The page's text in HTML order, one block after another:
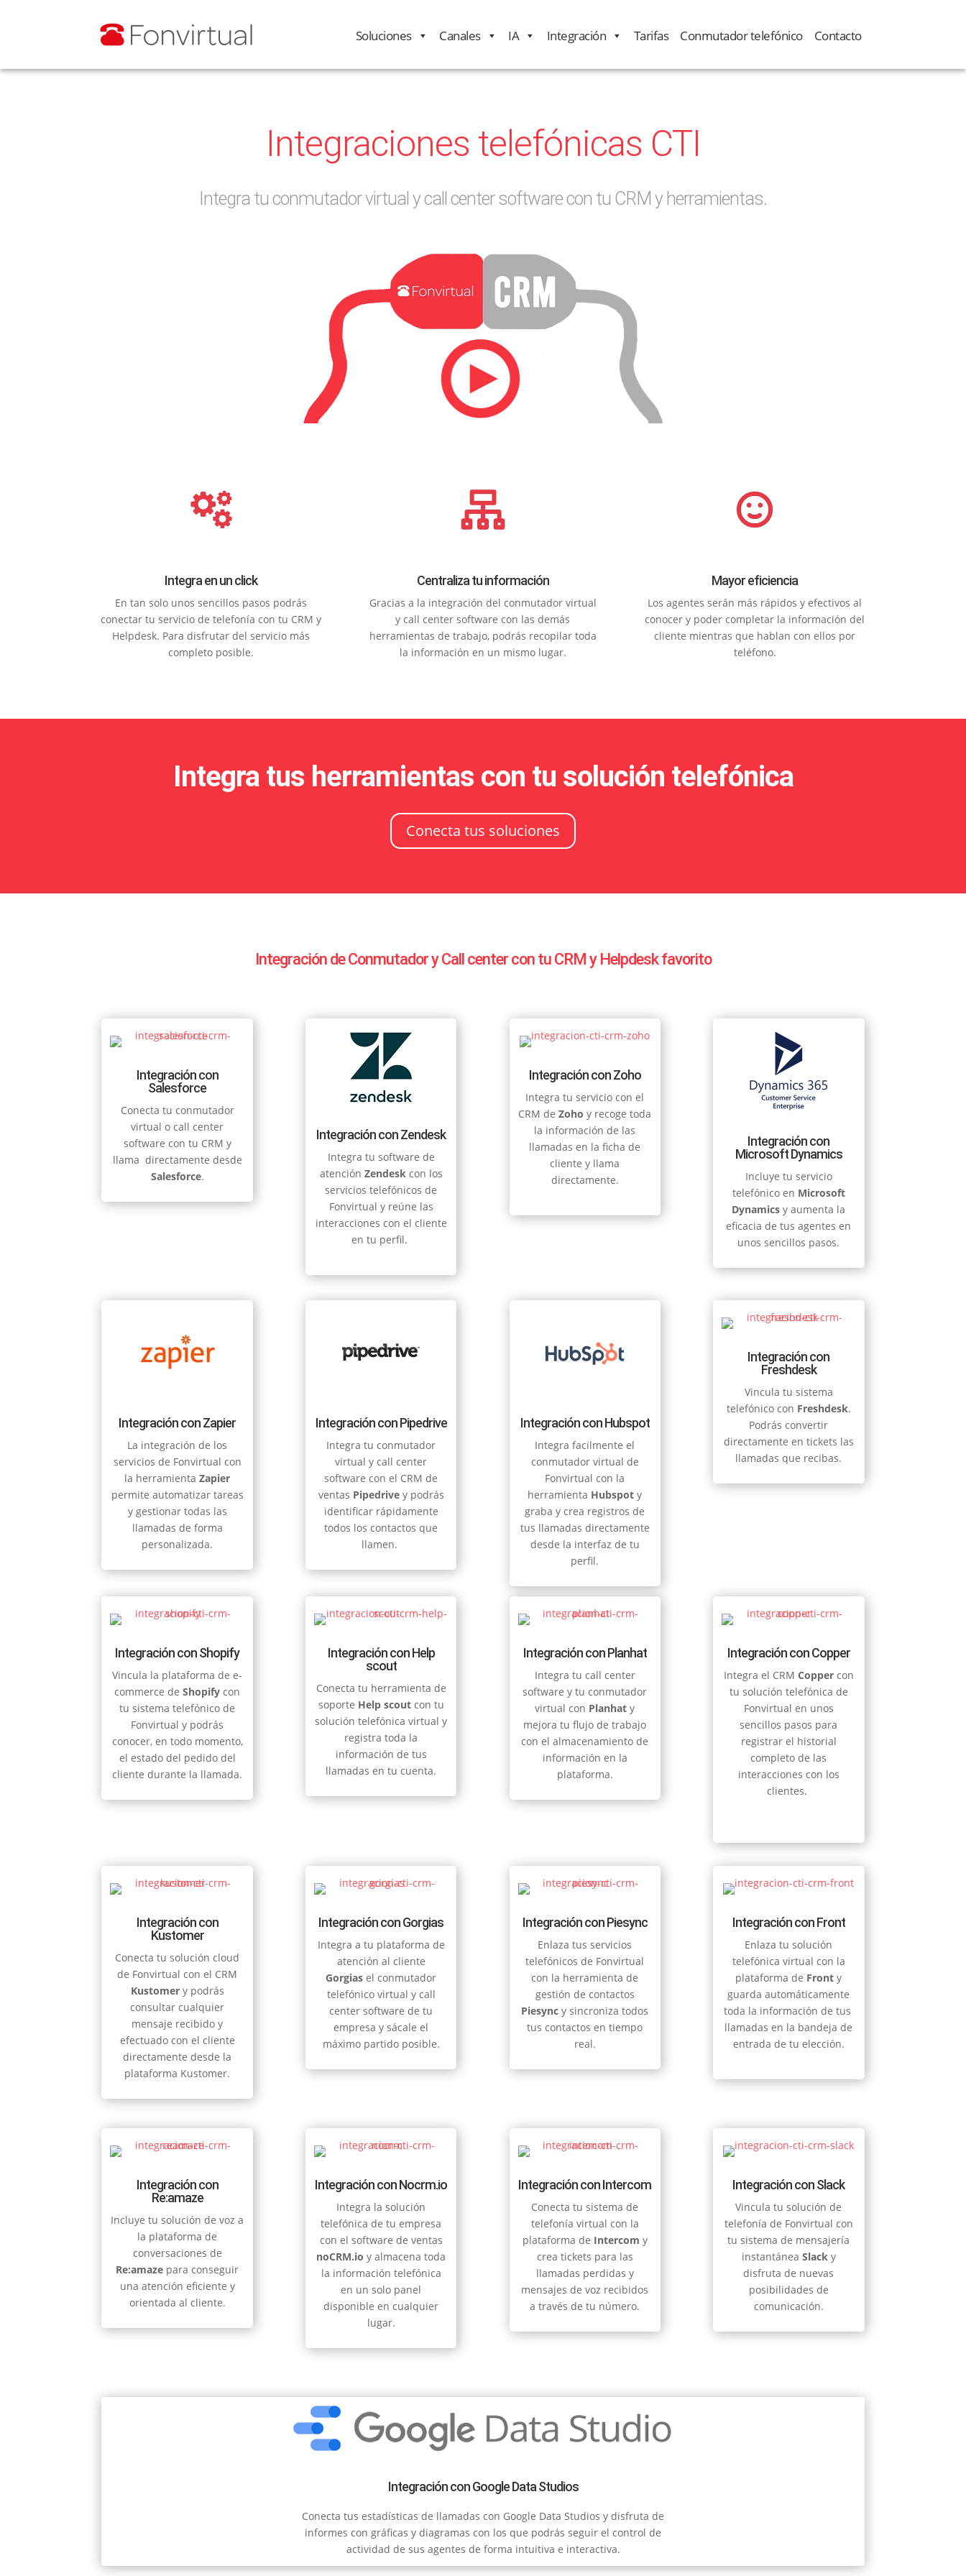
Soluciones Canales IA Integración Tarifas Conmutador telefónico Contacto
Integraciones telefónicas CTI
Integra tu conmutador virtual y call center software con tu CRM y herramientas.
Integra en un click
En tan solo unos sencillos pasos podrás
conectar tu servicio de telefonía con tu CRM y
Helpdesk. Para disfrutar del servicio más
completo posible.
Centraliza tu información
Gracias a la integración del conmutador virtual
y call center software con las demás
herramientas de trabajo, podrás recopilar toda
la información en un mismo lugar.
Mayor eficiencia
Los agentes serán más rápidos y efectivos al
conocer y poder completar la información del
cliente mientras que hablan con ellos por
teléfono.
Integra tus herramientas con tu solución telefónica
Conecta tus soluciones
Integración de Conmutador y Call center con tu CRM y Helpdesk favorito
Integración con
Salesforce
Conecta tu conmutador
virtual o call center
software con tu CRM y
llama directamente desde
Salesforce.
Integración con Zendesk
Integra tu software de
atención Zendeskcon los
servicios telefónicos de
Fonvirtual y reúne las
interacciones con el cliente
en tu perfil.
Integración con Zoho
Integra tu servicio con el
CRM deZoho y recoge toda
la información de las
llamadas en la ficha de
cliente y llama
directamente.
Integración con
Microsoft Dynamics
Incluye tu servicio
telefónico en Microsoft
Dynamics y aumenta la
eficacia de tus agentes en
unos sencillos pasos.
Integración con Zapier
La integración de los
servicios de Fonvirtual con
la herramientaZapier
permite automatizar tareas
y gestionar todas las
llamadas de forma
personalizada.
Integración con Pipedrive
Integra tu conmutador
virtual y call center
software con el CRM de
ventas Pipedrivey podrás
identificar rápidamente
todos los contactos que
llamen.
Integración con Hubspot
Integra facilmente el
conmutador virtual de
Fonvirtual con la
herramienta Hubspot y
graba y crea registros de
tus llamadas directamente
desde la interfaz de tu
perfil.
Integración con
Freshdesk
Vincula tu sistema
telefónico con Freshdesk.
Podrás convertir
directamente en tickets las
llamadas que recibas.
Integración con Shopify
Vincula la plataforma de e-
commerce deShopify con
tu sistema telefónico de
Fonvirtual y podrás
conocer, en todo momento,
el estado del pedido del
cliente durante la llamada.
Integración con Help
scout
Conecta tu herramienta de
soporte Help scoutcon tu
solución telefónica virtual y
registra toda la
información de tus
llamadas en tu cuenta.
Integración con Planhat
Integra tu call center
software y tu conmutador
virtual con Planhat y
mejora tu flujo de trabajo
con el almacenamiento de
información en la
plataforma.
Integración con Copper
Integra el CRM Coppercon
tu solución telefónica de
Fonvirtual en unos
sencillos pasos para
registrar el historial
completo de las
interacciones con los
clientes.
Integración con
Kustomer
Conecta tu solución cloud
de Fonvirtual con el CRM
Kustomery podrás
consultar cualquier
mensaje recibido y
efectuado con el cliente
directamente desde la
plataforma Kustomer.
Integración con Gorgias
Integra a tu plataforma de
atención al cliente
Gorgias el conmutador
telefónico virtual y call
center software de tu
empresa y sácale el
máximo partido posible.
Integración con Piesync
Enlaza tus servicios
telefónicos de Fonvirtual
con la herramienta de
gestión de contactos
Piesync y sincroniza todos
tus contactos en tiempo
real.
Integración con Front
Enlaza tu solución
telefónica virtual con la
plataforma de Front y
guarda automáticamente
toda la información de tus
llamadas en la bandeja de
entrada de tu elección.
Integración con
Re:amaze
Incluye tu solución de voz a
la plataforma de
conversaciones de
Re:amaze para conseguir
una atención eficiente y
orientada al cliente.
Integración con Nocrm.io
Integra la solución
telefónica de tu empresa
con el software de ventas
noCRM.io y almacena toda
la información telefónica
en un solo panel
disponible en cualquier
lugar.
Integración con Intercom
Conecta tu sistema de
telefonía virtual con la
plataforma de Intercom y
crea tickets para las
llamadas perdidas y
mensajes de voz recibidos
a través de tu número.
Integración con Slack
Vincula tu solución de
telefonía de Fonvirtual con
tu sistema de mensajería
instantánea Slack y
disfruta de nuevas
posibilidades de
comunicación.
Integración con Google Data Studios
Conecta tus estadísticas de llamadas con Google Data Studios y disfruta de
informes con gráficas y diagramas con los que podrás seguir el control de
actividad de sus agentes de forma intuitiva e interactiva.